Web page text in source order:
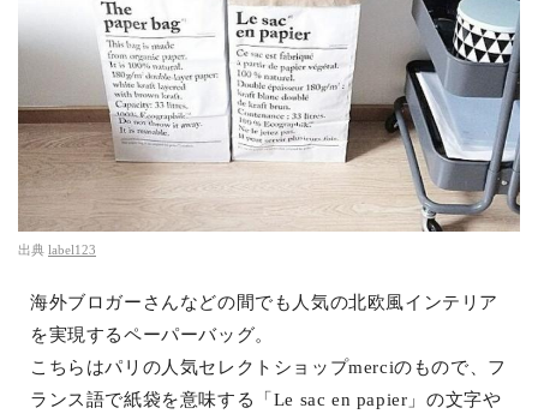
出典 label123
海外ブロガーさんなどの間でも人気の北欧風インテリア
を実現するペーパーバッグ。
こちらはパリの人気セレクトショップmerciのもので、フ
ランス語で紙袋を意味する「Le sac en papier」の文字や